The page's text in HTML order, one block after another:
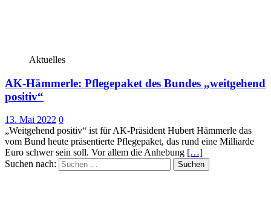
Aktuelles
AK-Hämmerle: Pflegepaket des Bundes „weitgehend
positiv“
13. Mai 2022 0
„Weitgehend positiv“ ist für AK-Präsident Hubert Hämmerle das
vom Bund heute präsentierte Pflegepaket, das rund eine Milliarde
Euro schwer sein soll. Vor allem die Anhebung […]
Suchen nach: